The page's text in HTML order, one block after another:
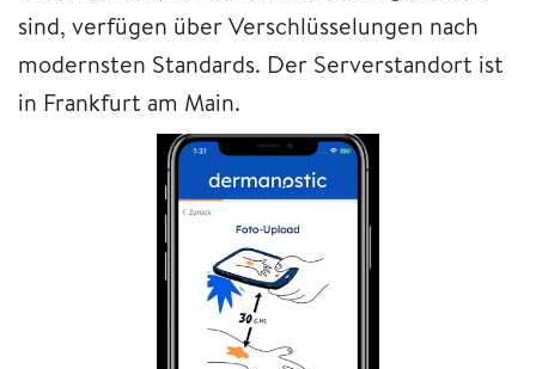
sind, verfügen über Verschlüsselungen nach
modernsten Standards. Der Serverstandort ist
in Frankfurt am Main.